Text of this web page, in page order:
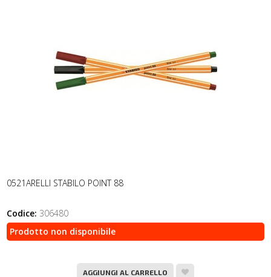
0521ARELLI STABILO POINT 88
Codice: 306480
Prodotto non disponibile
AGGIUNGI AL CARRELLO